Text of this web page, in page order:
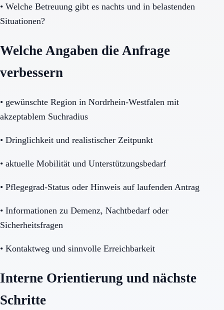
• Welche Betreuung gibt es nachts und in belastenden
Situationen?
Welche Angaben die Anfrage
verbessern
• gewünschte Region in Nordrhein-Westfalen mit
akzeptablem Suchradius
• Dringlichkeit und realistischer Zeitpunkt
• aktuelle Mobilität und Unterstützungsbedarf
• Pflegegrad-Status oder Hinweis auf laufenden Antrag
• Informationen zu Demenz, Nachtbedarf oder
Sicherheitsfragen
• Kontaktweg und sinnvolle Erreichbarkeit
Interne Orientierung und nächste
Schritte